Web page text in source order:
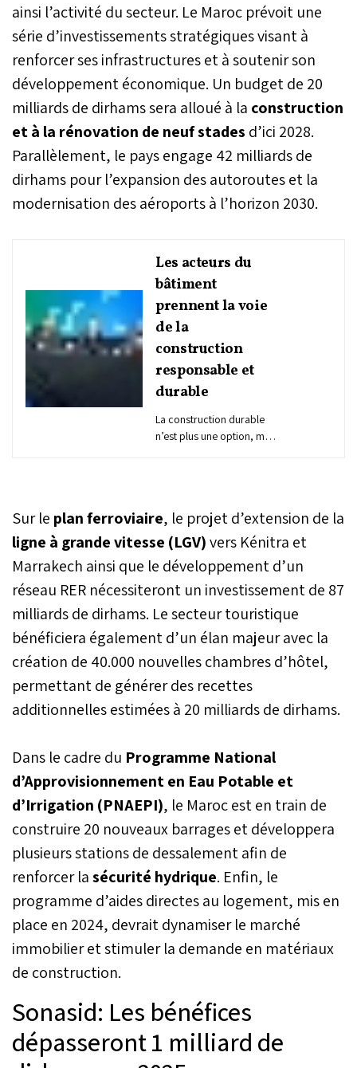
ainsi l’activité du secteur. Le Maroc prévoit une
série d’investissements stratégiques visant à
renforcer ses infrastructures et à soutenir son
développement économique. Un budget de 20
milliards de dirhams sera alloué à la construction
et à la rénovation de neuf stades d’ici 2028.
Parallèlement, le pays engage 42 milliards de
dirhams pour l’expansion des autoroutes et la
modernisation des aéroports à l’horizon 2030.
Les acteurs du
bâtiment
prennent la voie
de la
construction
responsable et
durable
La construction durable
n’est plus une option, mais
Fédération marocaine du
conseil et de l’ingénierie et
la Fédération nationale du
bâtiment et des travaux
publics, a organisé la
durable». Cet événement a
rassemblé les acteurs
majeurs du secteur pour
explorer des solutions
concrètes et innovantes
en vue de bâtir un avenir
Sur le plan ferroviaire, le projet d’extension de la
ligne à grande vitesse (LGV)vers Kénitra et
Marrakech ainsi que le développement d’un
réseau RER nécessiteront un investissement de 87
milliards de dirhams. Le secteur touristique
bénéficiera également d’un élan majeur avec la
création de 40.000 nouvelles chambres d’hôtel,
permettant de générer des recettes
additionnelles estimées à 20 milliards de dirhams.
Dans le cadre du Programme National
d’Approvisionnement en Eau Potable et
d’Irrigation (PNAEPI), le Maroc est en train de
construire 20 nouveaux barrages et développera
plusieurs stations de dessalement afin de
renforcer lasécurité hydrique. Enfin, le
programme d’aides directes au logement, mis en
place en 2024, devrait dynamiser le marché
immobilier et stimuler la demande en matériaux
de construction.
Sonasid: Les bénéfices
dépasseront 1 milliard de